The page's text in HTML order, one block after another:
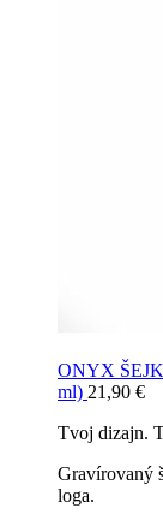
ONYX
ml) 21,90 €
Tvoj dizajn.
Gravírovaný
loga.